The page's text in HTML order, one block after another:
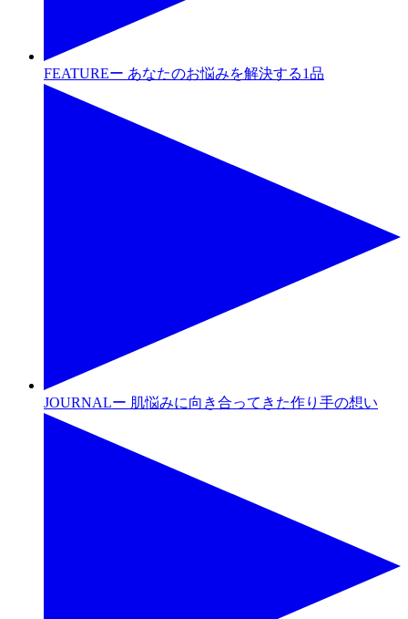
FEATUREー あなたのお悩みを解決する1品
JOURNALー 肌悩みに向き合ってきた作り手の想い